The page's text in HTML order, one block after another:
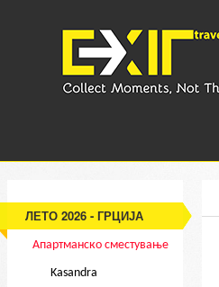
ЛЕТО 2026 - ГРЦИЈА
Апартманско сместување
Kasandra